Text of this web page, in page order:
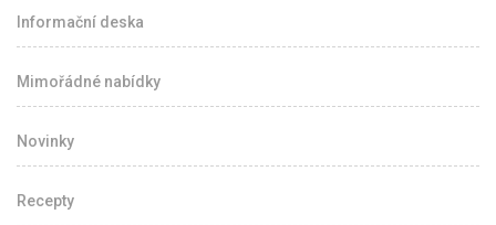
Informační deska
Mimořádné nabídky
Novinky
Recepty